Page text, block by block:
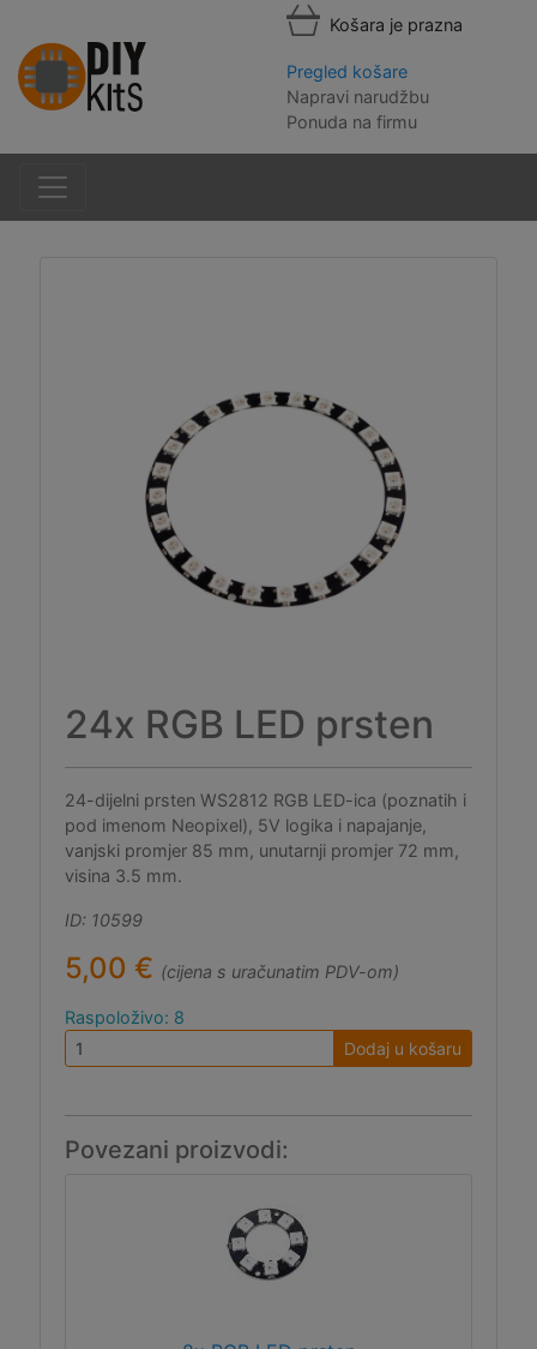
Košara je prazna
Pregled košare
Napravi narudžbu
Ponuda na firmu
24x RGB LED prsten
24-dijelni prsten WS2812 RGB LED-ica (poznatih i
pod imenom Neopixel), 5V logika i napajanje,
vanjski promjer 85 mm, unutarnji promjer 72 mm,
visina 3.5 mm.
ID: 10599
5,00 € (cijena s uračunatim PDV-om)
Raspoloživo: 8
Dodaj u košaru
Povezani proizvodi: